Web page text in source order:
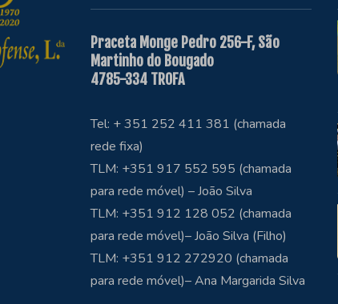
Praceta Monge Pedro 256-F, São
Martinho do Bougado
4785-334 TROFA
Tel: + 351 252 411 381 (chamada
rede fixa)
TLM: +351 917 552 595 (chamada
para rede móvel) – João Silva
TLM: +351 912 128 052 (chamada
para rede móvel)– João Silva (Filho)
TLM: +351 912 272920 (chamada
para rede móvel)– Ana Margarida Silva